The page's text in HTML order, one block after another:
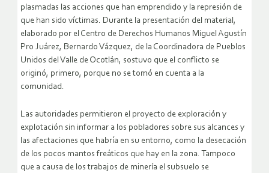
plasmadas las acciones que han emprendido y la represión de
que han sido víctimas. Durante la presentación del material,
elaborado por el Centro de Derechos Humanos Miguel Agustín
Pro Juárez, Bernardo Vázquez, de la Coordinadora de Pueblos
Unidos del Valle de Ocotlán, sostuvo que el conflicto se
originó, primero, porque no se tomó en cuenta a la
comunidad.
Las autoridades permitieron el proyecto de exploración y
explotación sin informar a los pobladores sobre sus alcances y
las afectaciones que habría en su entorno, como la desecación
de los pocos mantos freáticos que hay en la zona. Tampoco
que a causa de los trabajos de minería el subsuelo se